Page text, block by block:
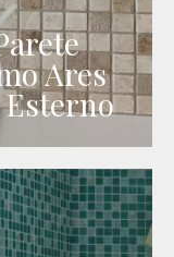
Ares